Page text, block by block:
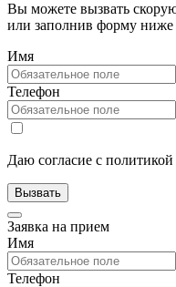
Вы можете вызвать
или заполнив форму ниже
Имя
Телефон
Даю согласие с политикой
Заявка на прием
Имя
Телефон